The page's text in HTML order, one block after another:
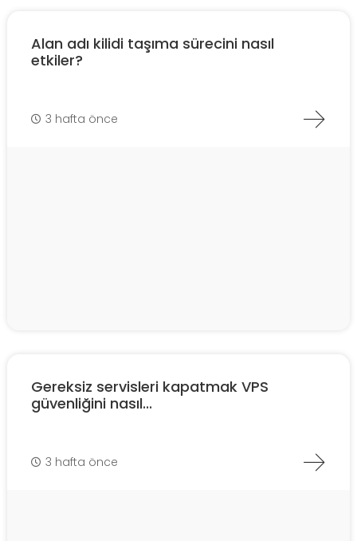
Alan adı kilidi taşıma sürecini nasıl
etkiler?
3 hafta önce
Gereksiz servisleri kapatmak VPS
güvenliğini nasıl...
3 hafta önce